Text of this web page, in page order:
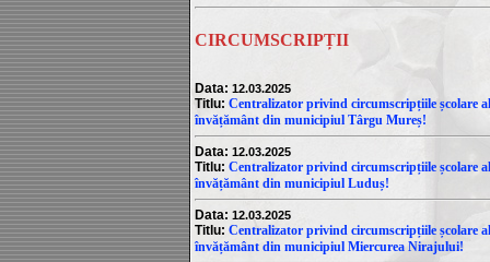
CIRCUMSCRIPȚII
Data: 12.03.2025
Titlu: Centralizator privind circumscripțiile școlare
învățământ din municipiul Târgu Mureș!
Data: 12.03.2025
Titlu: Centralizator privind circumscripțiile școlare
învățământ din municipiul Luduș!
Data: 12.03.2025
Titlu: Centralizator privind circumscripțiile școlare
învățământ din municipiul Miercurea Nirajului!